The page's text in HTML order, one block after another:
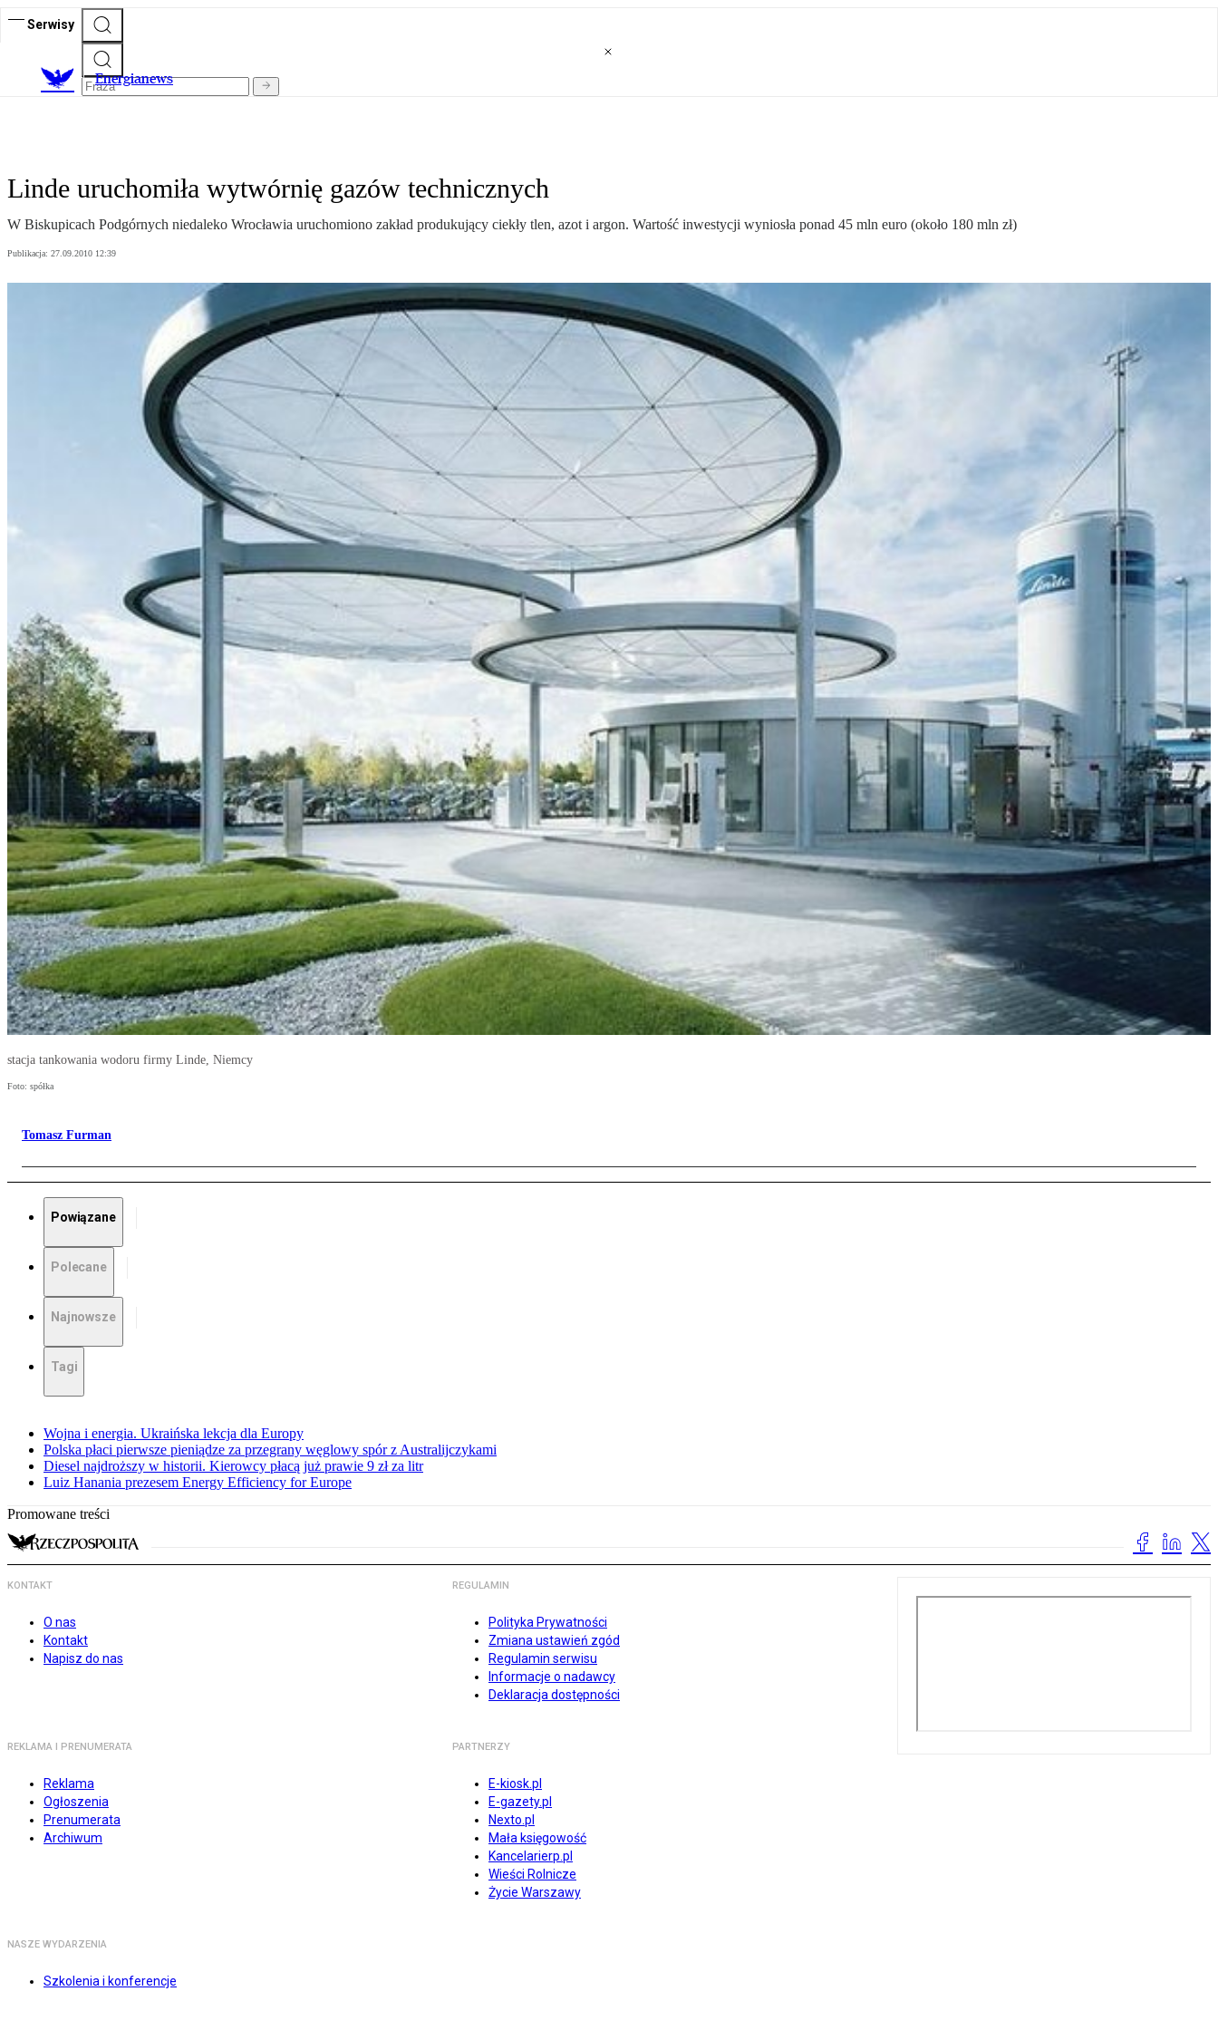
Serwisy
Energianews
Linde uruchomiła wytwórnię gazów technicznych
W Biskupicach Podgórnych niedaleko Wrocławia uruchomiono zakład produkujący ciekły tlen, azot i argon. Wartość inwestycji wyniosła ponad 45 mln euro (około 180 mln zł)
Publikacja: 27.09.2010 12:39
stacja tankowania wodoru firmy Linde, Niemcy
Foto: spółka
Tomasz Furman
Powiązane
Polecane
Najnowsze
Tagi
Wojna i energia. Ukraińska lekcja dla Europy
Polska płaci pierwsze pieniądze za przegrany węglowy spór z Australijczykami
Diesel najdroższy w historii. Kierowcy płacą już prawie 9 zł za litr
Luiz Hanania prezesem Energy Efficiency for Europe
Promowane treści
KONTAKT
O nas
Kontakt
Napisz do nas
REGULAMIN
Polityka Prywatności
Zmiana ustawień zgód
Regulamin serwisu
Informacje o nadawcy
Deklaracja dostępności
REKLAMA I PRENUMERATA
Reklama
Ogłoszenia
Prenumerata
Archiwum
PARTNERZY
E-kiosk.pl
E-gazety.pl
Nexto.pl
Mała księgowość
Kancelarierp.pl
Wieści Rolnicze
Życie Warszawy
NASZE WYDARZENIA
Szkolenia i konferencje